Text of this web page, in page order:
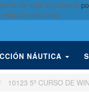
de ellas en nuestra
aceptándolas.
NÁUTICA
10123 5º CURSO DE